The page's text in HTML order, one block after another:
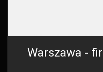
Warszawa -